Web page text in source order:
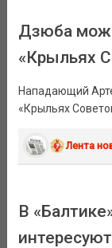
Дзюба
«Крыльях
Нападающий
«Крыльях
Лента
В